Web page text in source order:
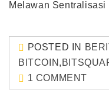
Melawan
POSTED IN
BITCOIN ,
1 COMMENT